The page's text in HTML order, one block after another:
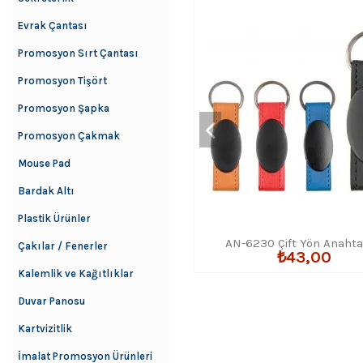
AN-6230 Çift Yön
₺43,00
Evrak Çantası
Promosyon Sırt Çantası
Promosyon Tişört
Promosyon Şapka
Promosyon Çakmak
Mouse Pad
Bardak Altı
Plastik Ürünler
Çakılar / Fenerler
Kalemlik ve Kağıtlıklar
Duvar Panosu
Kartvizitlik
İmalat Promosyon Ürünleri